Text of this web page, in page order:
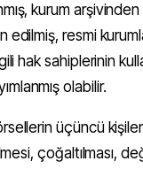
kurum
edilmiş, resmi
hak sahiplerinin
olabilir.
üçüncü
çoğaltılması,